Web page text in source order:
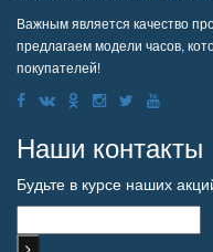
Важным является качество
предлагаем модели часов,
покупателей!
Наши контакты
Будьте в курсе наших